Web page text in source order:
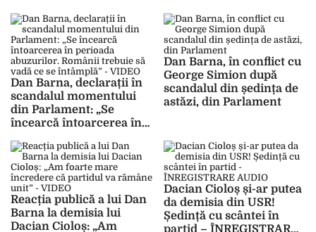
Dan Barna, declarații în
scandalul momentului
din Parlament: „Se
încearcă întoarcerea în
Românii trebuie să vadă
ce se întâmplă” – VIDEO
Dan Barna, în conflict cu
George Simion după
scandalul din ședința de
astăzi, din Parlament
Reacția publică a lui Dan
Barna la demisia lui
Dacian Cioloș: „Am
Dacian Cioloș și-ar putea
da demisia din USR!
Ședință cu scântei în
partid – ÎNREGISTRARE